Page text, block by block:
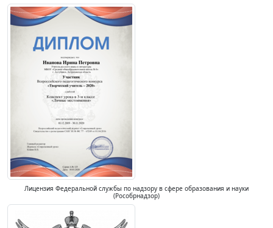
Лицензия Федеральной службы по надзору в сфере образования и науки
(Рособрнадзор)